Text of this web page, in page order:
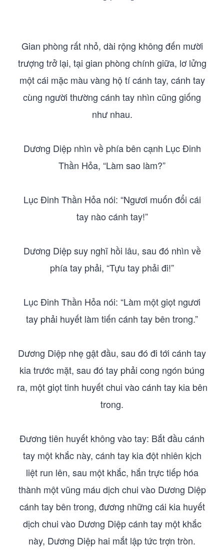
Gian phòng rất nhỏ, dài rộng không đến mười
trượng trở lại, tại gian phòng chính giữa, lơ lửng
một cái mặc màu vàng hộ tí cánh tay, cánh tay
cùng người thường cánh tay nhìn cũng giống
như nhau.
Dương Diệp nhìn về phía bên cạnh Lục Đinh
Thần Hỏa, “Làm sao làm?”
Lục Đinh Thần Hỏa nói: “Ngươi muốn đổi cái
tay nào cánh tay!”
Dương Diệp suy nghĩ hồi lâu, sau đó nhìn về
phía tay phải, “Tựu tay phải đi!”
Lục Đinh Thần Hỏa nói: “Làm một giọt ngươi
tay phải huyết làm tiến cánh tay bên trong.”
Dương Diệp nhẹ gật đầu, sau đó đi tới cánh tay
kia trước mặt, sau đó tay phải cong ngón búng
ra, một giọt tinh huyết chui vào cánh tay kia bên
trong.
Đương tiên huyết không vào tay: Bắt đầu cánh
tay một khắc này, cánh tay kia đột nhiên kịch
liệt run lên, sau một khắc, hắn trực tiếp hóa
thành một vũng máu dịch chui vào Dương Diệp
cánh tay bên trong, đương những cái kia huyết
dịch chui vào Dương Diệp cánh tay một khắc
này, Dương Diệp hai mắt lập tức trợn tròn.